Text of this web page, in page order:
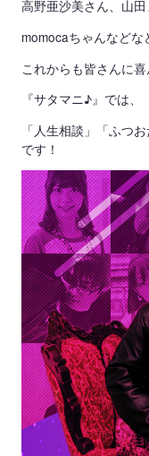
高野亜沙美さん、山田
momocaちゃんなど
これからも皆さんに
『サタマニ♪』では、
「人生相談」「ふつ
です！